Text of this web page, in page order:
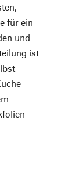
für ein
und
ist